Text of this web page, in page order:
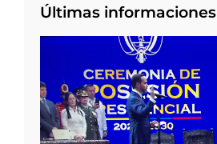
Últimas informaciones